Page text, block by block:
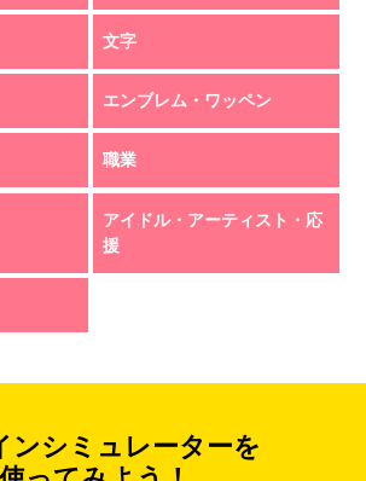
文字
エンブレム・ワッペン
職業
アイドル・アーティスト・応
援
ンシミュレーターを